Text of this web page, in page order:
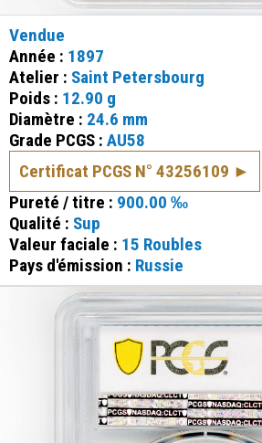
Vendue
Année : 1897
Atelier : Saint Petersbourg
Poids : 12.90 g
Diamètre : 24.6 mm
Grade PCGS : AU58
Certificat PCGS N° 43256109
Pureté / titre : 900.00 ‰
Qualité : Sup
Valeur faciale : 15 Roubles
Pays d'émission : Russie